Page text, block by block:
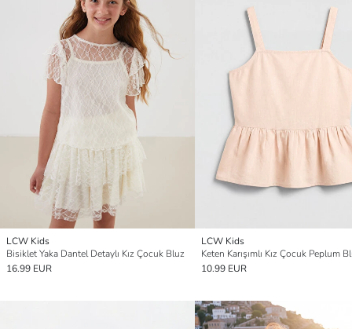
LCW Kids
Bisiklet Yaka Dantel Detaylı Kız Çocuk Bluz
16.99 EUR
LCW Kids
Keten Karışımlı Kız Çocuk Peplum
10.99 EUR